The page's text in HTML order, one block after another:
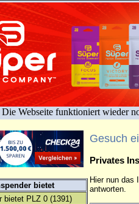
Die Webseite funktioniert wieder
bietet
bietet PLZ 0 (1391)
Gesuch
Privates
Hier nun das
antworten.